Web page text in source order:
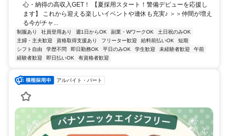
心・納得の高収入GET！ 【夏採用スタート！警備デビューを応援し
ます】 これから迎える楽しいイベントや連休も充実♪ ＞＞仲間が増え
る今がチャ...
制服あり 社員登用あり 週1日からOK 副業・WワークOK
土日祝のみOK
主婦・主夫歓迎
資格取得支援あり フリーター歓迎 給料前払いOK
短期
シフト自由
学歴不問 即日勤務OK 平日のみOK 学生歓迎 未経験者歓迎
午前
経験者歓迎
即日払いOK 有資格者歓迎
アルバイト・パート